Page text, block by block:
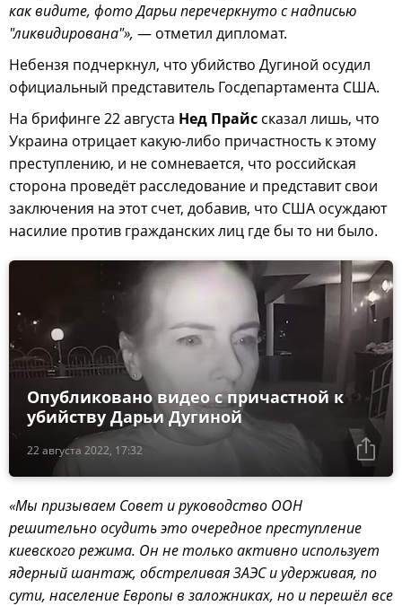
как видите, фото Дарьи перечеркнуто с надписью
"ликвидирована"», — отметил дипломат.
Небензя подчеркнул, что убийство Дугиной осудил
официальный представитель Госдепартамента США.
На брифинге 22 августа Нед Прайс сказал лишь, что
Украина отрицает какую-либо причастность к этому
преступлению, и не сомневается, что российская
сторона проведёт расследование и представит свои
заключения на этот счет, добавив, что США осуждают
насилие против гражданских лиц где бы то ни было.
22 августа 2022, 17:32
Опубликовано видео с причастной к
убийству Дарьи Дугиной
«Мы призываем Совет и руководство ООН
решительно осудить это очередное преступление
киевского режима. Он не только активно использует
ядерный шантаж, обстреливая ЗАЭС и удерживая, по
сути, население Европы в заложниках, но и перешёл все